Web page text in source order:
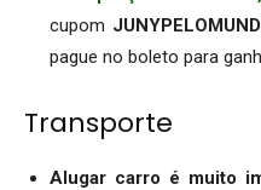
cupom
pague no boleto para
Transporte
Alugar carro é muito